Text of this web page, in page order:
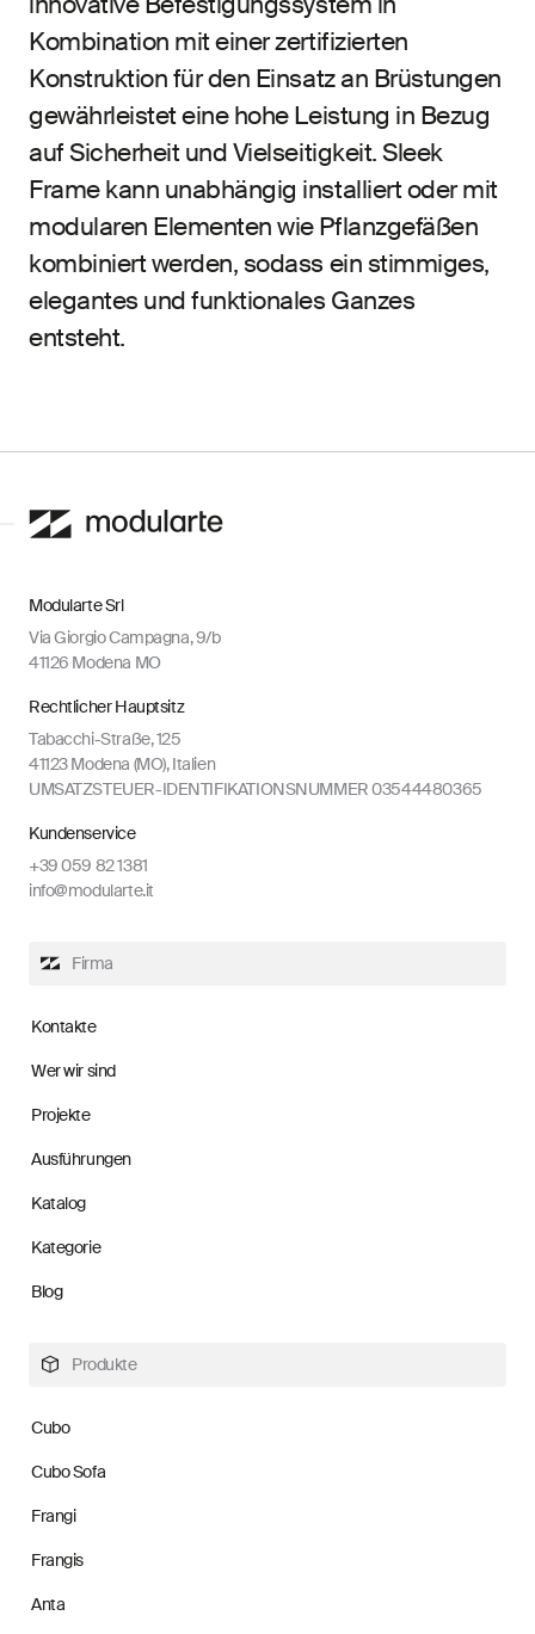
Kombination mit einer zertifizierten
Konstruktion für den Einsatz an Brüstungen
gewährleistet eine hohe Leistung in Bezug
auf Sicherheit und Vielseitigkeit. Sleek
Frame kann unabhängig installiert oder mit
modularen Elementen wie Pflanzgefäßen
kombiniert werden, sodass ein stimmiges,
elegantes und funktionales Ganzes
entsteht.
Modularte Srl
Via Giorgio Campagna, 9/b
41126 Modena MO
Rechtlicher Hauptsitz
Tabacchi-Straße, 125
41123 Modena (MO), Italien
UMSATZSTEUER-IDENTIFIKATIONSNUMMER 03544480365
Kundenservice
+39 059 82 1381
info@modularte.it
Firma
Kontakte
Wer wir sind
Projekte
Ausführungen
Katalog
Kategorie
Blog
Produkte
Cubo
Cubo Sofa
Frangi
Frangis
Anta